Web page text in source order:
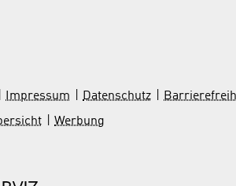
Impressum Datenschutz
Werbung